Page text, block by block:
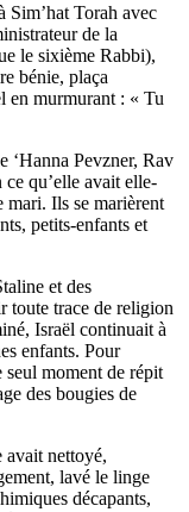
Sim’hat Torah avec
de la
le sixième Rabbi),
bénie, plaça
en murmurant : « Tu
‘Hanna Pevzner, Rav
qu’elle avait elle-
mari. Ils se marièrent
petits-enfants et
et des
toute trace de religion
Israël continuait à
enfants. Pour
seul moment de répit
des bougies de
avait nettoyé,
lavé le linge
décapants,